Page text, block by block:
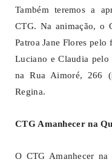
Também teremos a
CTG. Na animação, o
Patroa Jane Flores
Luciano e Claudia
na Rua Aimoré, 266
Regina.
CTG Amanhecer na
O CTG Amanhecer